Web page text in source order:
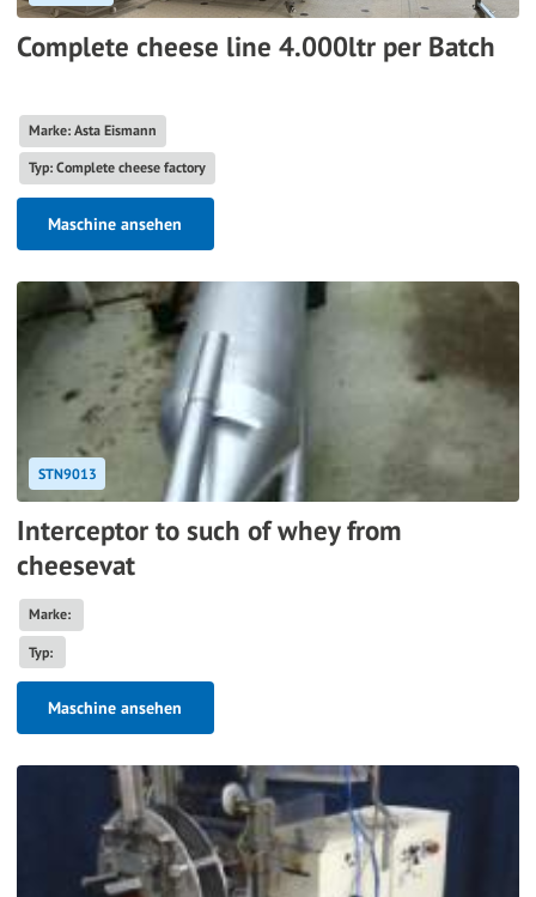
Complete cheese line 4.000ltr per Batch
Marke: Asta Eismann
Typ: Complete cheese factory
Maschine ansehen
STN9013
Interceptor to such of whey from
cheesevat
Marke:
Typ:
Maschine ansehen